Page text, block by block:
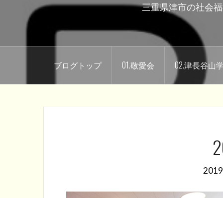
三重県津市の社会
ブログトップ 01.敬愛会 02.津長谷山